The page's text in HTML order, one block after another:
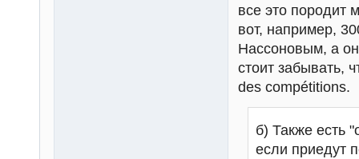
все это породит
вот, например,
Нассоновым, а
стоит забывать,
des compétitions.
б) Также есть
если приедут